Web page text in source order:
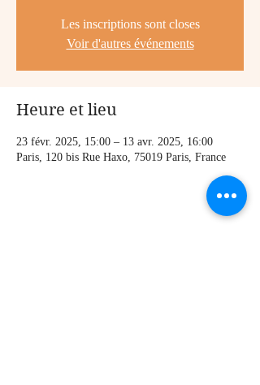
Les inscriptions sont closes
Voir d'autres événements
Heure et lieu
23 févr. 2025, 15:00 – 13 avr. 2025, 16:00
Paris, 120 bis Rue Haxo, 75019 Paris, France